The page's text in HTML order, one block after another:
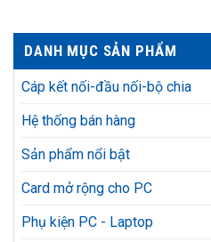
DANH MỤC SẢN PHẨM
Cáp kết nối-đầu nối-bộ chia
Hệ thống bán hàng
Sản phẩm nổi bật
Card mở rộng cho PC
Phụ kiện PC - Laptop